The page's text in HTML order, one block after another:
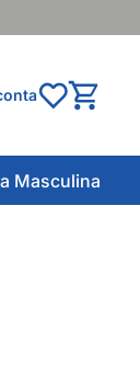
Masculina